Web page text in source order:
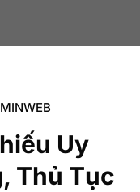
Uy
Thủ Tục